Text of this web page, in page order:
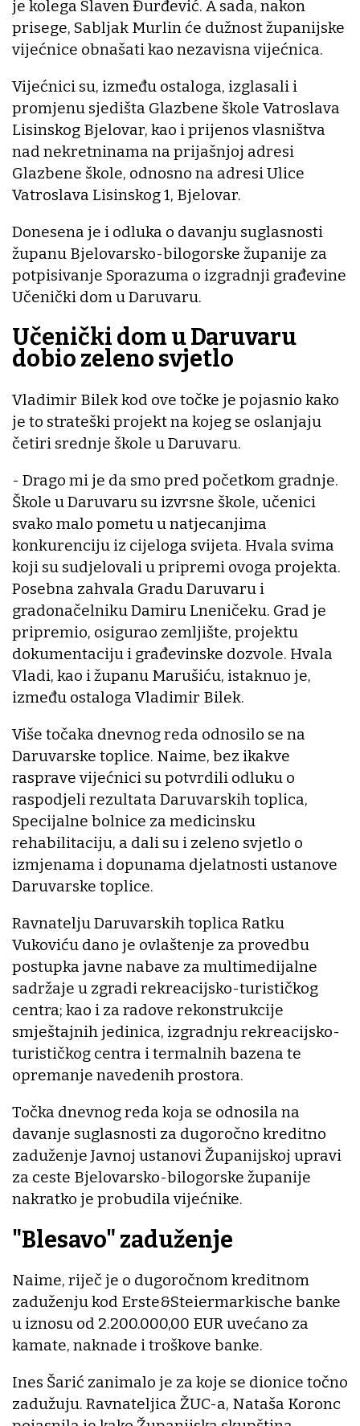
je kolega Slaven Đurđević. A sada, nakon
prisege, Sabljak Murlin će dužnost županijske
vijećnice obnašati kao nezavisna vijećnica.
Vijećnici su, između ostaloga, izglasali i
promjenu sjedišta Glazbene škole Vatroslava
Lisinskog Bjelovar, kao i prijenos vlasništva
nad nekretninama na prijašnjoj adresi
Glazbene škole, odnosno na adresi Ulice
Vatroslava Lisinskog 1, Bjelovar.
Donesena je i odluka o davanju suglasnosti
županu Bjelovarsko-bilogorske županije za
potpisivanje Sporazuma o izgradnji građevine
Učenički dom u Daruvaru.
Učenički dom u Daruvaru
dobio zeleno svjetlo
Vladimir Bilek kod ove točke je pojasnio kako
je to strateški projekt na kojeg se oslanjaju
četiri srednje škole u Daruvaru.
- Drago mi je da smo pred početkom gradnje.
Škole u Daruvaru su izvrsne škole, učenici
svako malo pometu u natjecanjima
konkurenciju iz cijeloga svijeta. Hvala svima
koji su sudjelovali u pripremi ovoga projekta.
Posebna zahvala Gradu Daruvaru i
gradonačelniku Damiru Lneničeku. Grad je
pripremio, osigurao zemljište, projektu
dokumentaciju i građevinske dozvole. Hvala
Vladi, kao i županu Marušiću, istaknuo je,
između ostaloga Vladimir Bilek.
Više točaka dnevnog reda odnosilo se na
Daruvarske toplice. Naime, bez ikakve
rasprave vijećnici su potvrdili odluku o
raspodjeli rezultata Daruvarskih toplica,
Specijalne bolnice za medicinsku
rehabilitaciju, a dali su i zeleno svjetlo o
izmjenama i dopunama djelatnosti ustanove
Daruvarske toplice.
Ravnatelju Daruvarskih toplica Ratku
Vukoviću dano je ovlaštenje za provedbu
postupka javne nabave za multimedijalne
sadržaje u zgradi rekreacijsko-turističkog
centra; kao i za radove rekonstrukcije
smještajnih jedinica, izgradnju rekreacijsko-
turističkog centra i termalnih bazena te
opremanje navedenih prostora.
Točka dnevnog reda koja se odnosila na
davanje suglasnosti za dugoročno kreditno
zaduženje Javnoj ustanovi Županijskoj upravi
za ceste Bjelovarsko-bilogorske županije
nakratko je probudila vijećnike.
"Blesavo" zaduženje
Naime, riječ je o dugoročnom kreditnom
zaduženju kod Erste&Steiermarkische banke
u iznosu od 2.200.000,00 EUR uvećano za
kamate, naknade i troškove banke.
Ines Šarić zanimalo je za koje se dionice točno
zadužuju. Ravnateljica ŽUC-a, Nataša Koronc